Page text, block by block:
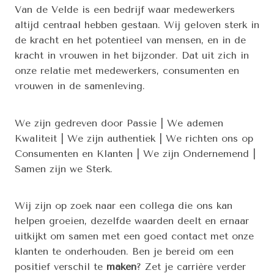
Van de Velde is een bedrijf waar medewerkers
altijd centraal hebben gestaan. Wij geloven sterk in
de kracht en het potentieel van mensen, en in de
kracht in vrouwen in het bijzonder. Dat uit zich in
onze relatie met medewerkers, consumenten en
vrouwen in de samenleving.
We zijn gedreven door Passie | We ademen
Kwaliteit | We zijn authentiek | We richten ons op
Consumenten en Klanten | We zijn Ondernemend |
Samen zijn we Sterk.
Wij zijn op zoek naar een collega die ons kan
helpen groeien, dezelfde waarden deelt en ernaar
uitkijkt om samen met een goed contact met onze
klanten te onderhouden. Ben je bereid om een
positief verschil te maken? Zet je carrière verder